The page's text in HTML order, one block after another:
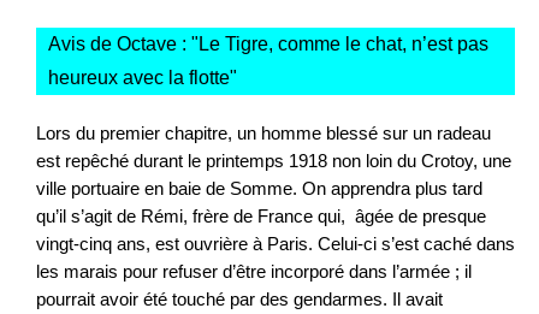
Avis de Octave : " Le Tigre, comme le chat, n’est pas
heureux avec la flotte"
Lors du premier chapitre, un homme blessé sur un radeau
est repêché durant le printemps 1918 non loin du Crotoy, une
ville portuaire en baie de Somme. On apprendra plus tard
qu’il s’agit de Rémi, frère de France qui, âgée de presque
vingt-cinq ans, est ouvrière à Paris. Celui-ci s’est caché dans
les marais pour refuser d’être incorporé dans l’armée ; il
pourrait avoir été touché par des gendarmes. Il avait